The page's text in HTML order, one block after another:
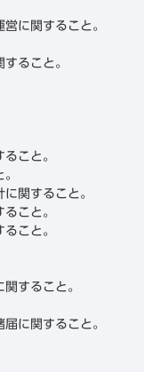
に関すること。
ること。
こと。
関すること。
こと。
こと。
すること。
に関すること。